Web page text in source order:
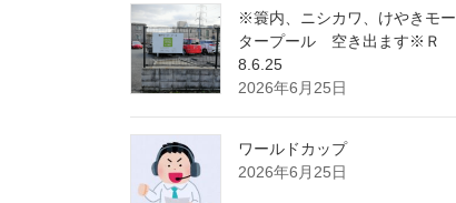
※簑内、ニシカワ、けやきモー
タープール 空き出ます※Ｒ
8.6.25
2026年6月25日
ワールドカップ
2026年6月25日